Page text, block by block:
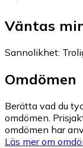
Väntas
Sannolikhet:
Omdömen
Berätta vad du
omdömen.
omdömen har
Läs mer om